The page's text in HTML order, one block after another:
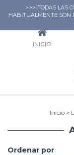
>>> TODAS LAS
HABITUALMENTE SON
AGENDAS
INICIO
Inicio >
Ordenar por